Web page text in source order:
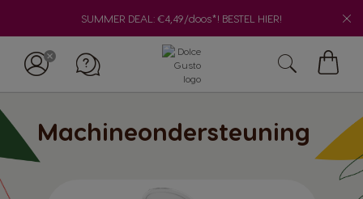
SUMMER DEAL: €4,49/doos*! BESTEL HIER!
Machineondersteuning